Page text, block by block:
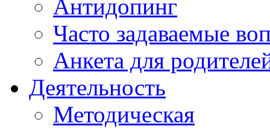
Антидопинг
Часто задаваемые
Анкета для
Деятельность
Методическая